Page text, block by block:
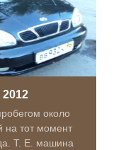
около
на тот момент
Т. Е. машина